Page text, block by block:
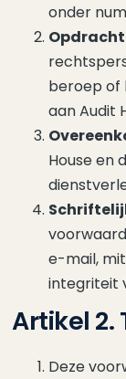
onder
beroep of
aan Audit
House en
e-mail,
integriteit
Artikel 2.
Deze